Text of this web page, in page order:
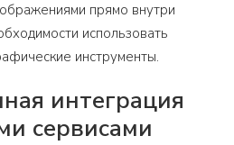
прямо внутри
использовать
инструменты.
интеграция
сервисами